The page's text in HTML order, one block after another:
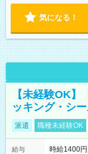
気になる！
【未経験OK
ッキング・シ
派遣 職種未経験OK
給与
時給1400